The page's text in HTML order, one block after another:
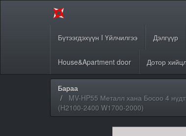
Бүтээгдэхүүн I Үйлчилгээ Дэлгүүр
House&Apartment door Дотор
Бараа
MV-HP55 Металл хана Босоо 4
(H2100-2400 W1700-2000)